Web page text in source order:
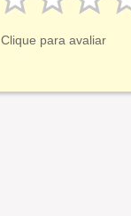
Clique para avaliar